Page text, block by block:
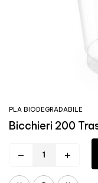
PLA BIODEGRADABILE
Bicchieri 200